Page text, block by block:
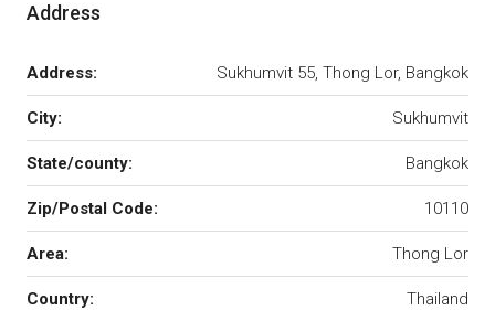
Address
Address: Sukhumvit 55, Thong Lor, Bangkok
City: Sukhumvit
State/county: Bangkok
Zip/Postal Code: 10110
Area: Thong Lor
Country: Thailand